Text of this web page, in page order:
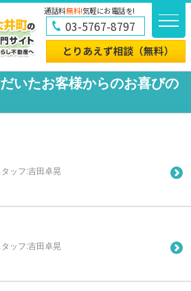
通話料無料!気軽にお電話を!
03-5767-8797
いたお客様からのお喜びの
ッフ:吉田卓晃
ッフ:吉田卓晃